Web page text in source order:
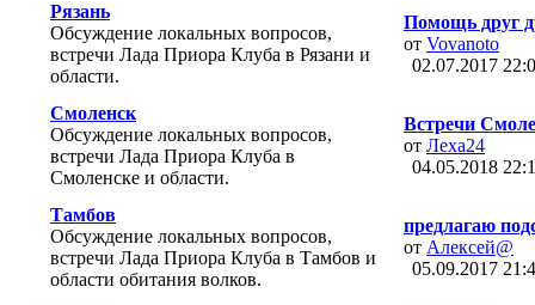
Рязань
Обсуждение локальных вопросов,
встречи Лада Приора Клуба в Рязани и
области.
Помощь друг
от Vovanoto
02.07.2017
Смоленск
Обсуждение локальных вопросов,
встречи Лада Приора Клуба в
Смоленске и области.
Встречи
от Леха24
04.05.2018
Тамбов
Обсуждение локальных вопросов,
встречи Лада Приора Клуба в Тамбов и
области обитания волков.
предлагаю
от Алексей@
05.09.2017